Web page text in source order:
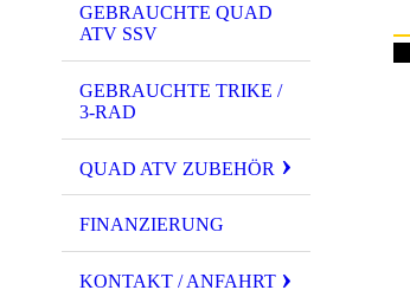
GEBRAUCHTE QUAD
ATV SSV
GEBRAUCHTE TRIKE /
3-RAD
QUAD ATV ZUBEHÖR
FINANZIERUNG
KONTAKT / ANFAHRT